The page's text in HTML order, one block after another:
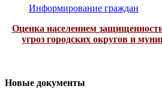
Информирование граждан
Оценка населением
угроз городских округов и
Новые документы